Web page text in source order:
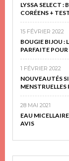
LYSSA SELECT
CORÉENS +
15 FÉVRIER 2022
BOUGIE BIJOU :
PARFAITE POUR
1 FÉVRIER 2022
NOUVEAUTÉS
28 MAI 2021
EAU
AVIS